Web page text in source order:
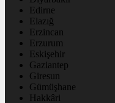
Edirne
Elazığ
Erzincan
Erzurum
Eskişehir
Gaziantep
Giresun
Gümüşhane
Hakkâri